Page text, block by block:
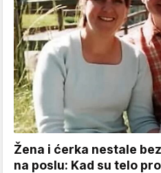
Žena i ćerka nestale
na poslu: Kad su telo